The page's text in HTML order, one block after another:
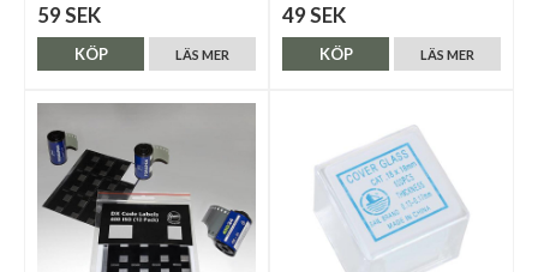
59 SEK
LÄS MER
KÖP
49 SEK
LÄS MER
KÖP